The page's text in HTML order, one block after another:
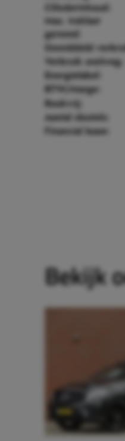
Cilinderinhoud:
Max. treklast
geremd:
Gemiddeld
Verbruik snelweg:
Energielabel:
BTW/Marge:
Rookvrij:
Aantal sleutels:
Financial lease:
Bekijk